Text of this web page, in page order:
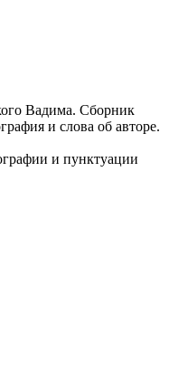
Вадима. Сборник
и слова об авторе.
и пунктуации